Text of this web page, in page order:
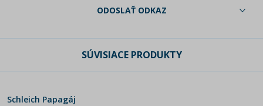
ODOSLAŤ ODKAZ
SÚVISIACE PRODUKTY
Schleich Papagáj